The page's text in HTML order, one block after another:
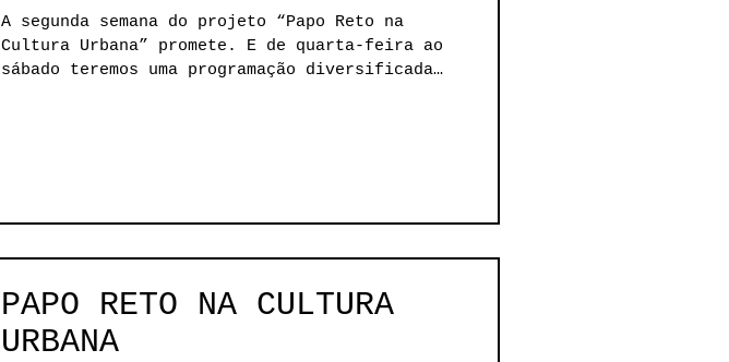
A segunda semana do projeto “Papo Reto na
Cultura Urbana” promete. E de quarta-feira ao
sábado teremos uma programação diversificada
PAPO RETO NA CULTURA
URBANA